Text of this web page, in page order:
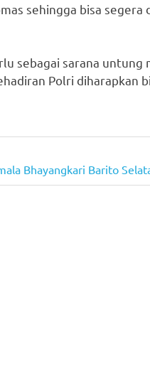
sehingga bisa segera
sebagai sarana untung
Polri diharapkan
Bhayangkari Barito